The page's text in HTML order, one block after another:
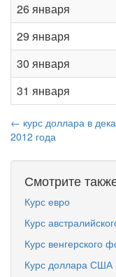
26 января
29 января
30 января
31 января
← курс доллара в
2012 года
Смотрите
Курс евро
Курс
Курс венгерского
Курс доллара США